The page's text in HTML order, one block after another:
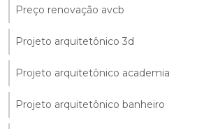
Preço renovação avcb
Projeto arquitetônico 3d
Projeto arquitetônico academia
Projeto arquitetônico banheiro